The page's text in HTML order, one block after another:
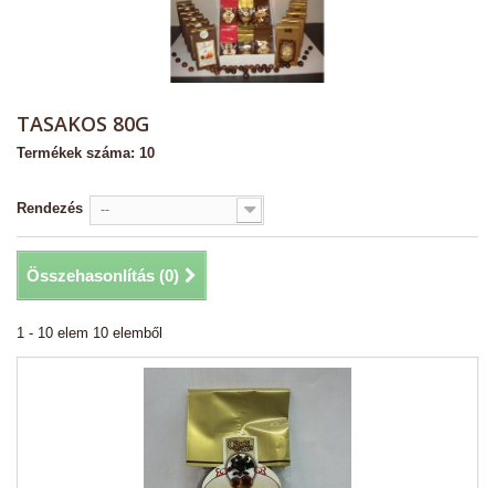
TASAKOS 80G
Termékek száma: 10
Rendezés --
Összehasonlítás (0)
1 - 10 elem 10 elemből